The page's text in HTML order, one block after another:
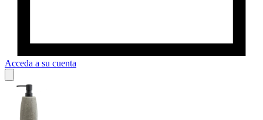
Acceda a su cuenta